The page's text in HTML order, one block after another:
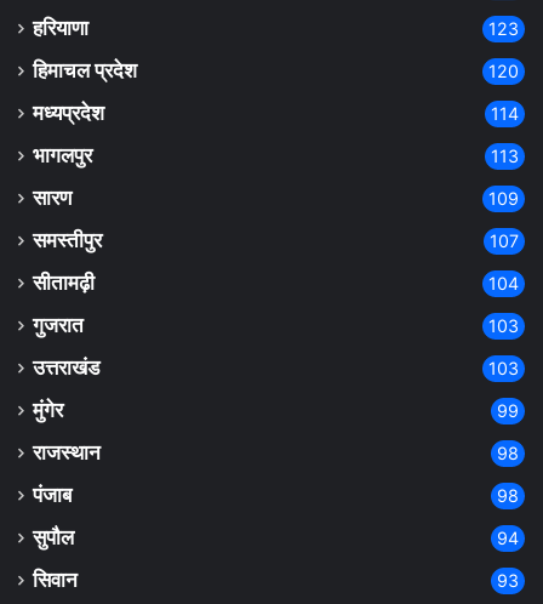
हरियाणा 123
हिमाचल प्रदेश 120
मध्यप्रदेश 114
भागलपुर 113
सारण 109
समस्तीपुर 107
सीतामढ़ी 104
गुजरात 103
उत्तराखंड 103
मुंगेर 99
राजस्थान 98
पंजाब 98
सुपौल 94
सिवान 93